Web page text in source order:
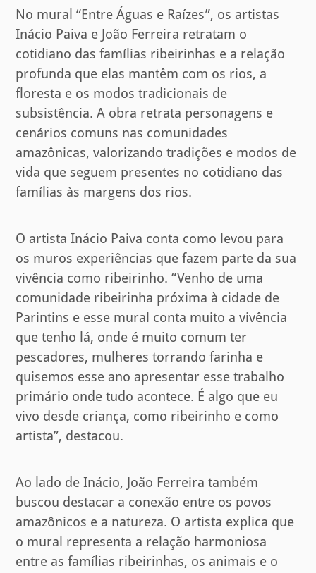
No mural “Entre Águas e Raízes”, os artistas
Inácio Paiva e João Ferreira retratam o
cotidiano das famílias ribeirinhas e a relação
profunda que elas mantêm com os rios, a
floresta e os modos tradicionais de
subsistência. A obra retrata personagens e
cenários comuns nas comunidades
amazônicas, valorizando tradições e modos de
vida que seguem presentes no cotidiano das
famílias às margens dos rios.
O artista Inácio Paiva conta como levou para
os muros experiências que fazem parte da sua
vivência como ribeirinho. “Venho de uma
comunidade ribeirinha próxima à cidade de
Parintins e esse mural conta muito a vivência
que tenho lá, onde é muito comum ter
pescadores, mulheres torrando farinha e
quisemos esse ano apresentar esse trabalho
primário onde tudo acontece. É algo que eu
vivo desde criança, como ribeirinho e como
artista”, destacou.
Ao lado de Inácio, João Ferreira também
buscou destacar a conexão entre os povos
amazônicos e a natureza. O artista explica que
o mural representa a relação harmoniosa
entre as famílias ribeirinhas, os animais e o